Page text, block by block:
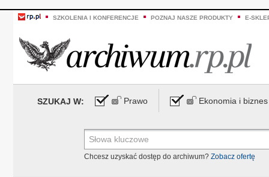
SZKOLENIA I KONFERENCJE POZNAJ NASZE PRODUKTY E-
SZUKAJ W: Prawo Ekonomia i biznes
Chcesz uzyskać dostęp do archiwum? Zobacz ofertę